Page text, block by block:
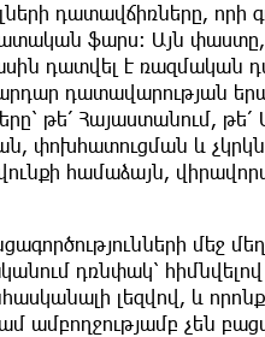
դատավճիռները,
ֆարս։ Այն
դատվել է ռազմական
դատավարության
թե՛ Հայաստանում,
փոխհատուցման և
համաձայն,
մեջ
դռնփակ՝
լեզվով, և
ամբողջությամբ չեն